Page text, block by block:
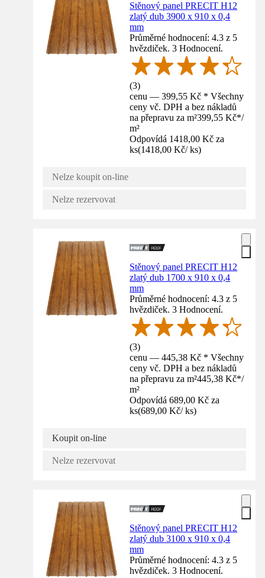
Stěnový panel PRECIT H12
zlatý dub 3900 x 910 x 0,4
mm
Průměrné hodnocení: 4.3 z 5
hvězdiček. 3 Hodnocení.
(3)
cenu — 399,55 Kč * Všechny
ceny vč. DPH a bez nákladů
na přepravu za m²399,55 Kč*/
m²
Odpovídá 1418,00 Kč za
ks(1418,00 Kč/ ks)
Nelze koupit on-line
Nelze rezervovat
Stěnový panel PRECIT H12
zlatý dub 1700 x 910 x 0,4
mm
Průměrné hodnocení: 4.3 z 5
hvězdiček. 3 Hodnocení.
(3)
cenu — 445,38 Kč * Všechny
ceny vč. DPH a bez nákladů
na přepravu za m²445,38 Kč*/
m²
Odpovídá 689,00 Kč za
ks(689,00 Kč/ ks)
Koupit on-line
Nelze rezervovat
Stěnový panel PRECIT H12
zlatý dub 3100 x 910 x 0,4
mm
Průměrné hodnocení: 4.3 z 5
hvězdiček. 3 Hodnocení.